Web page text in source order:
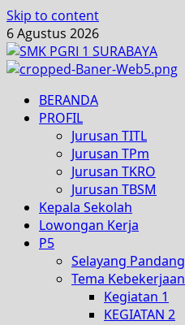
Skip to content
6 Agustus 2026
BERANDA
PROFIL
Jurusan TITL
Jurusan TPm
Jurusan TKRO
Jurusan TBSM
Kepala Sekolah
Lowongan Kerja
P5
Selayang Pandang
Tema Kebekerjaan
Kegiatan 1
KEGIATAN 2